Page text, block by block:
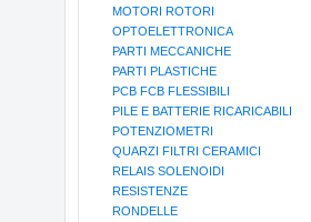
MOTORI ROTORI
OPTOELETTRONICA
PARTI MECCANICHE
PARTI PLASTICHE
PCB FCB FLESSIBILI
PILE E BATTERIE RICARICABILI
POTENZIOMETRI
QUARZI FILTRI CERAMICI
RELAIS SOLENOIDI
RESISTENZE
RONDELLE